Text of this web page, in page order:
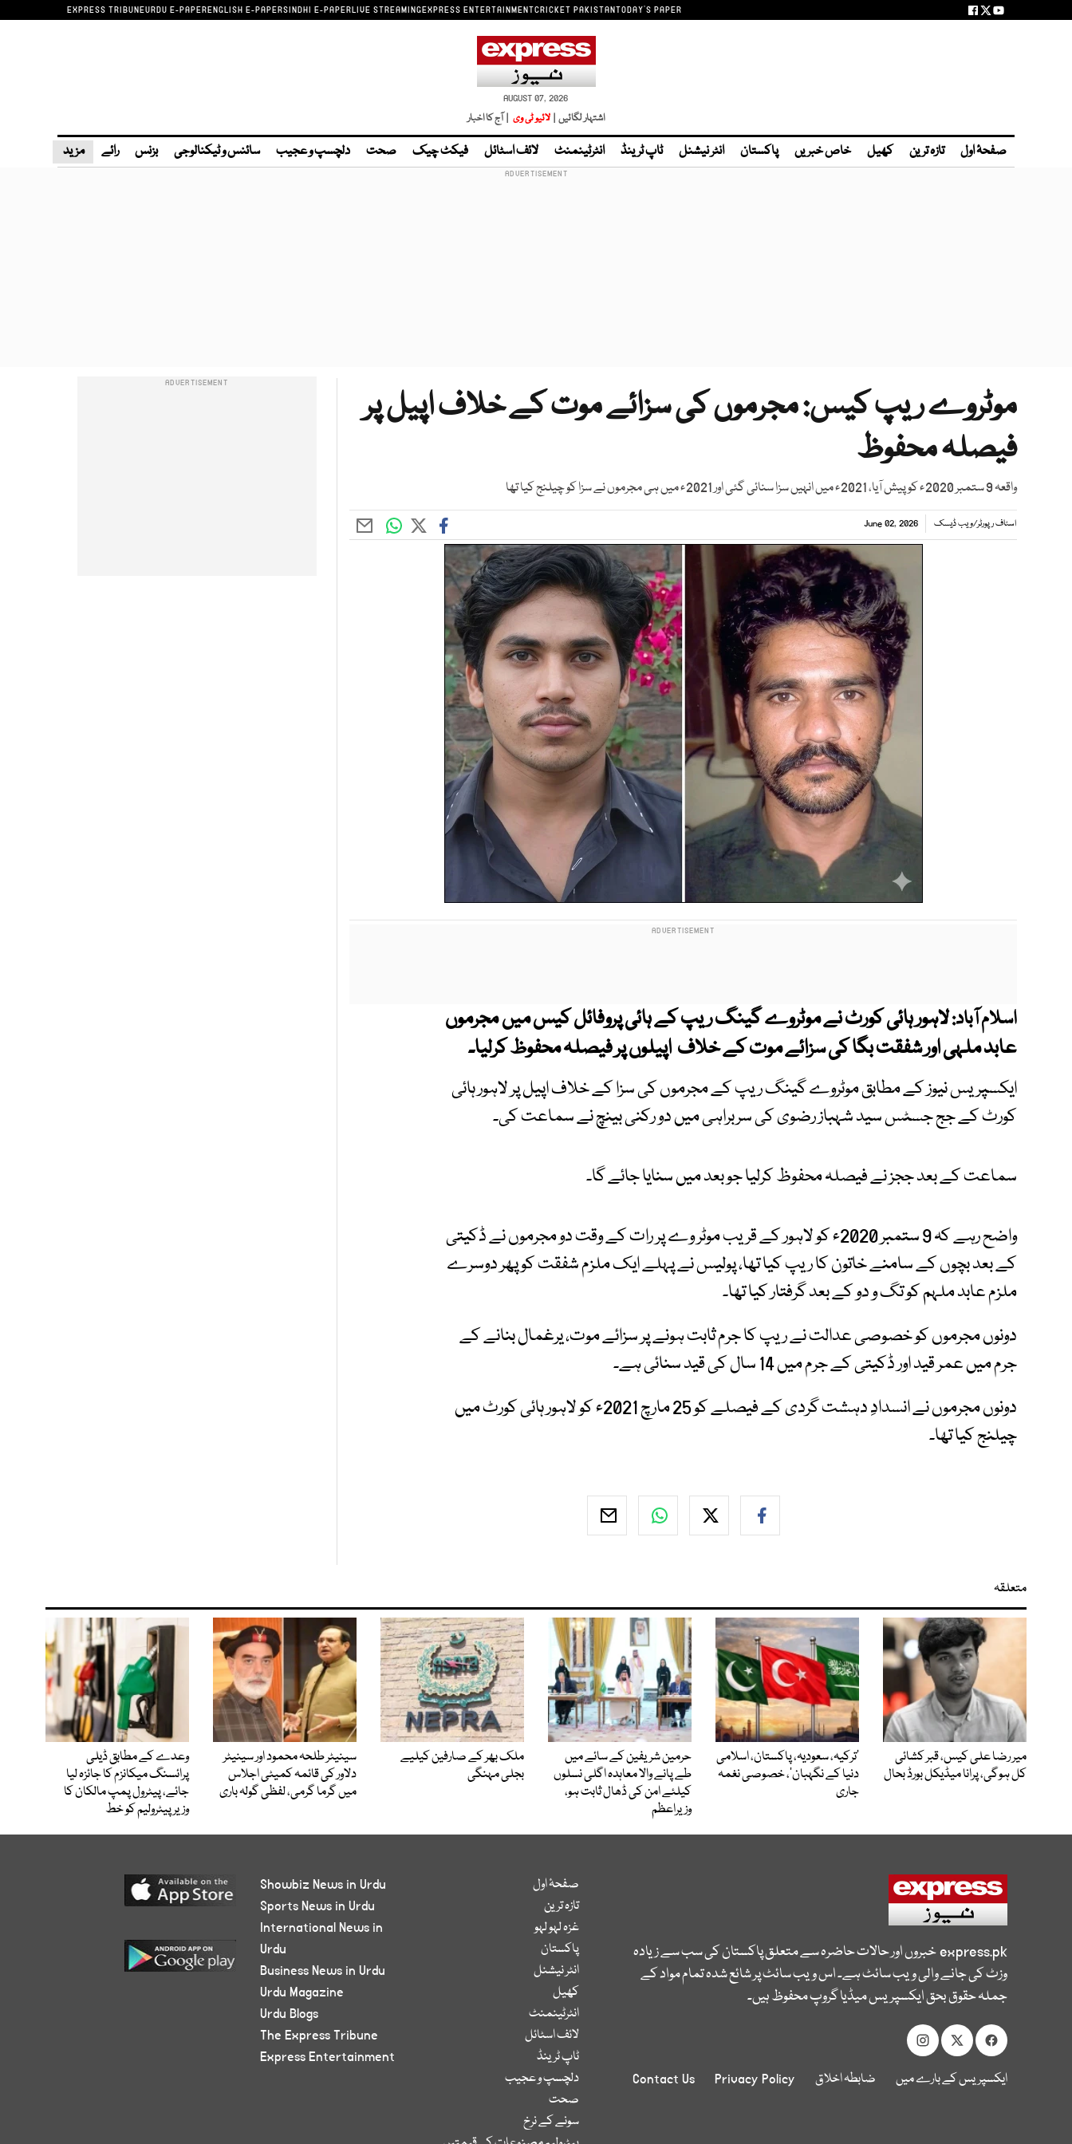
EXPRESS TRIBUNEURDU E-PAPERENGLISH E-PAPERSINDHI E-PAPERLIVE STREAMINGEXPRESS ENTERTAINMENTCRICKET PAKISTANTODAY'S PAPER
AUGUST 07, 2026
اشتہار لگائیں | لائیو ٹی وی | آج کا اخبار
صفحۂ اول تازہ ترین کھیل خاص خبریں پاکستان انٹر نیشنل ٹاپ ٹرینڈ انٹرٹینمنٹ لائف اسٹائل فیکٹ چیک صحت دلچسپ و عجیب سائنس و ٹیکنالوجی بزنس رائے مزید
موٹروے ریپ کیس: مجرموں کی سزائے موت کے خلاف اپیل پر
فیصلہ محفوظ
واقعہ 9 ستمبر 2020ء کو پیش آیا، 2021ء میں انہیں سزا سنائی گئی اور 2021ء میں ہی مجرموں نے سزا کو چیلنج کیا تھا
اسٹاف رپورٹر/ویب ڈیسک June 02, 2026
اسلام آباد:لاہور ہائی کورٹ نے موٹروے گینگ ریپ کے ہائی پروفائل کیس میں مجرموں
عابد ملہی اور شفقت بگا کی سزائے موت کے خلاف اپیلوں پر فیصلہ محفوظ کرلیا۔
ایکسپریس نیوز کے مطابق موٹروے گینگ ریپ کے مجرموں کی سزا کے خلاف اپیل پر لاہور ہائی
کورٹ کے جج جسٹس سید شہباز رضوی کی سربراہی میں دو رکنی بینچ نے سماعت کی۔
سماعت کے بعد ججز نے فیصلہ محفوظ کرلیا جو بعد میں سنایا جائے گا۔
واضح رہے کہ 9 ستمبر 2020ء کو لاہور کے قریب موٹر وے پر رات کے وقت دو مجرموں نے ڈکیتی
کے بعد بچوں کے سامنے خاتون کا ریپ کیا تھا، پولیس نے پہلے ایک ملزم شفقت کو پھر دوسرے
ملزم عابد ملہم کو تگ و دو کے بعد گرفتار کیا تھا۔
دونوں مجرموں کو خصوصی عدالت نے ریپ کا جرم ثابت ہونے پر سزائے موت، یرغمال بنانے کے
جرم میں عمر قید اور ڈکیتی کے جرم میں 14 سال کی قید سنائی ہے۔
دونوں مجرموں نے انسدادِ دہشت گردی کے فیصلے کو 25 مارچ 2021ء کو لاہور ہائی کورٹ میں
چیلنج کیا تھا۔
متعلقہ
میر رضا علی کیس، قبر کشائی
کل ہوگی، پرانا میڈیکل بورڈ بحال
‘ترکیہ، سعودیہ، پاکستان، اسلامی
دنیا کے نگہبان’، خصوصی نغمہ
جاری
حرمین شریفین کے سائے میں
طے پانے والا معاہدہ اگلی نسلوں
کیلئے امن کی ڈھال ثابت ہو،
وزیراعظم
ملک بھر کے صارفین کیلیے
بجلی مہنگی
سینیٹر طلحہ محمود اور سینیٹر
دلاور کی قائمہ کمیٹی اجلاس
میں گرما گرمی، لفظی گولہ باری
وعدے کے مطابق ڈیلی
پرائسنگ میکانزم کا جائزہ لیا
جائے، پیٹرول پمپ مالکان کا
وزیرپیٹرولیم کو خط
express.pkخبروں اور حالات حاضرہ سے متعلق پاکستان کی سب سے زیادہ
وزٹ کی جانے والی ویب سائٹ ہے۔ اس ویب سائٹ پر شائع شدہ تمام مواد کے
جملہ حقوق بحق ایکسپریس میڈیا گروپ محفوظ ہیں۔
ایکسپریس کے بارے میں ضابطہ اخلاق Privacy Policy
Contact Us
صفحۂ اول
تازہ ترین
غزہ لہو لہو
پاکستان
انٹر نیشنل
کھیل
انٹرٹینمنٹ
لائف اسٹائل
ٹاپ ٹرینڈ
دلچسپ و عجیب
صحت
سونے کے نرخ
Showbiz News in Urdu
Sports News in Urdu
International News in
Urdu
Business News in Urdu
Urdu Magazine
Urdu Blogs
The Express Tribune
Express Entertainment